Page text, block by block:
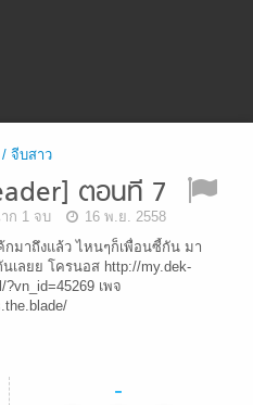
จีบสาว
ตอนที 7
ก 1 จบ
16 พ.ย. 2558
กมาถึงแล้ว ไหนๆก็เพื่อนซี้กัน มา
ลยย โครนอส http://my.dek-
เพจ
-